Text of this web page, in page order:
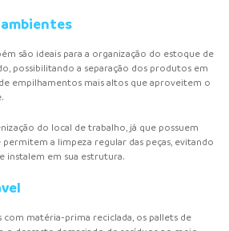
são ideais para a organização do estoque de
possibilitando a separação dos produtos em
empilhamentos mais altos que aproveitem o
do local de trabalho, já que possuem
a limpeza regular das peças, evitando
instalem em sua estrutura.
matéria-prima reciclada, os pallets de